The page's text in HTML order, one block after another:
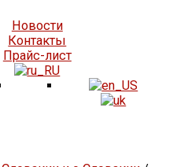
Новости
Контакты
Прайс-лист